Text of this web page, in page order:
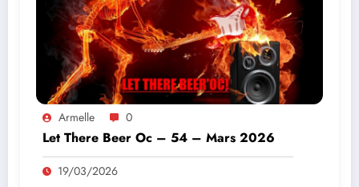
Armelle 0
Let There Beer Oc – 54 – Mars 2026
19/03/2026